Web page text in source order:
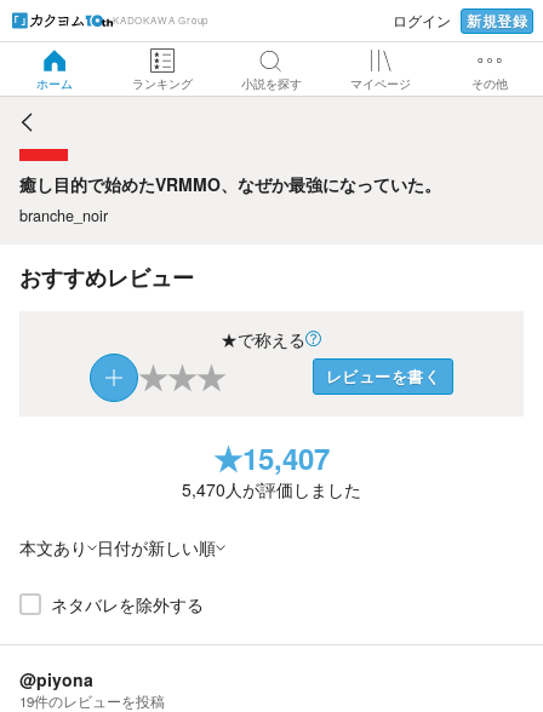
KADOKAWA Group ログイン 新規登録
ホーム ランキング 小説を探す マイページ その他
癒し目的で始めたVRMMO、なぜか最強になっていた。
癒し目的で始めたVRMMO、なぜか最強になっていた。
branche_noir
おすすめレビュー
★で称える
★★★ レビューを書く
★15,407
5,470人が評価しました
本文あり 日付が新しい順
ネタバレを除外する
@piyona
19件のレビューを投稿